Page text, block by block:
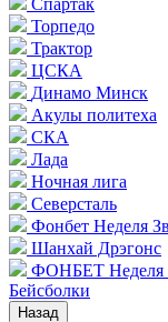
Спартак
Торпедо
Трактор
ЦСКА
Динамо Минск
Акулы политеха
СКА
Лада
Ночная лига
Северсталь
Фонбет Неделя
Шанхай Дрэгонс
ФОНБЕТ Неделя
Бейсболки
Назад